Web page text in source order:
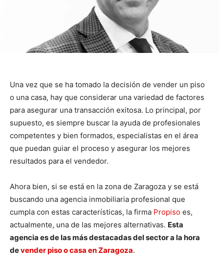
Una vez que se ha tomado la decisión de vender un piso
o una casa, hay que considerar una variedad de factores
para asegurar una transacción exitosa. Lo principal, por
supuesto, es siempre buscar la ayuda de profesionales
competentes y bien formados, especialistas en el área
que puedan guiar el proceso y asegurar los mejores
resultados para el vendedor.
Ahora bien, si se está en la zona de Zaragoza y se está
buscando una agencia inmobiliaria profesional que
cumpla con estas características, la firma Propiso es,
actualmente, una de las mejores alternativas. Esta
agencia es de las más destacadas del sector a la hora
devender piso o casa en Zaragoza.